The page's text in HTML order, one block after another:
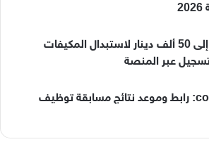
دعم حكومي يصل إلى 50 ألف دينار لاستبدال المكيفات
عبر المنصة
concours.onec.dz: رابط وموعد نتائج مسابقة توظيف